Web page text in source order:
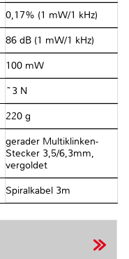
0,17% (1 mW/1 kHz)
86 dB (1 mW/1 kHz)
100 mW
~3 N
220 g
gerader Multiklinken-
Stecker 3,5/6,3mm,
vergoldet
Spiralkabel 3m